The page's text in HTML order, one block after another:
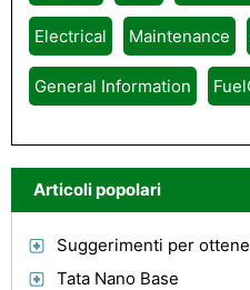
Electrical Maintenance
General Information
Articoli popolari
Tata Nano Base